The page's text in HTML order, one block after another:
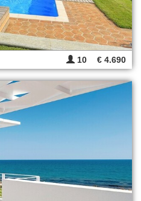
10 € 4.690